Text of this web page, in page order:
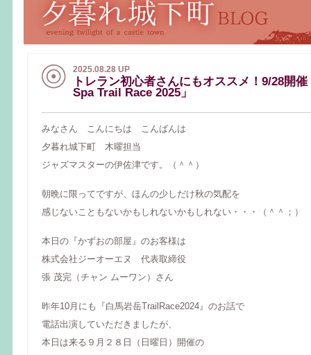
2025.08.28 UP
トレラン初心者さんにもオススメ！9/28開
Spa Trail Race 2025」
みなさん こんにちは こんばんは
夕暮れ城下町 木曜担当
ジャズマスターの伊佐津です。（＾＾）
朝晩に限ってですが、ほんの少しだけ秋の気配を
感じないこともないかもしれないかもしれない・・・（＾＾；）
本日の『かずおの部屋』のお客様は
株式会社ジーオーエヌ 代表取締役
張 茂完（チャン ムーワン）さん
昨年10月にも『白馬岩岳TrailRace2024』のお話で
電話出演していただきましたが、
本日は来る９月２８日（日曜日）開催の